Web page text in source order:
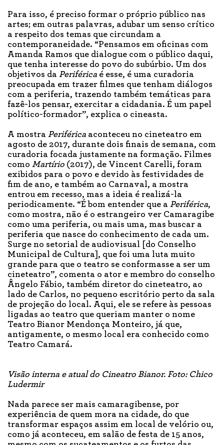
Para isso, é preciso formar o próprio público nas
artes; em outras palavras, adubar um senso crítico
a respeito dos temas que circundam a
contemporaneidade. “Pensamos em oficinas com
Amanda Ramos que dialogue com o público daqui,
que tenha interesse do povo do subúrbio. Um dos
objetivos da Periférica é esse, é uma curadoria
preocupada em trazer filmes que tenham diálogos
com a periferia, trazendo também temáticas para
fazê-los pensar, exercitar a cidadania. É um papel
político-formador”, explica o cineasta.
A mostra Periférica aconteceu no cineteatro em
agosto de 2017, durante dois finais de semana, com
curadoria focada justamente na formação. Filmes
como Martírio (2017), de Vincent Carelli, foram
exibidos para o povo e devido às festividades de
fim de ano, e também ao Carnaval, a mostra
entrou em recesso, mas a ideia é realizá-la
periodicamente. “É bom entender que a Periférica,
como mostra, não é o estrangeiro ver Camaragibe
como uma periferia, ou mais uma, mas buscar a
periferia que nasce do conhecimento de cada um.
Surge no setorial de audiovisual [do Conselho
Municipal de Cultura], que foi uma luta muito
grande para que o teatro se conformasse a ser um
cineteatro”, comenta o ator e membro do conselho
Ângelo Fábio, também diretor do cineteatro, ao
lado de Carlos, no pequeno escritório perto da sala
de projeção do local. Aqui, ele se refere às pessoas
ligadas ao teatro que queriam manter o nome
Teatro Bianor Mendonça Monteiro, já que,
antigamente, o mesmo local era conhecido como
Teatro Camará.
Visão interna e atual do Cineatro Bianor. Foto: Chico
Ludermir
Nada parece ser mais camaragibense, por
experiência de quem mora na cidade, do que
transformar espaços assim em local de velório ou,
como já aconteceu, em salão de festa de 15 anos,